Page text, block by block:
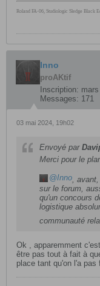
Roland FA-06, Studiologic Sledge Black
Inno
proAKtif
Inscription:
Messages: 171
03 mai 2024, 19h02
Envoyé par
Merci pour le
Inno, avant,
sur le forum,
qu'un concours
logistique
communauté
Ok , apparemment
être pas tout à fait à
place tant qu'on l'a